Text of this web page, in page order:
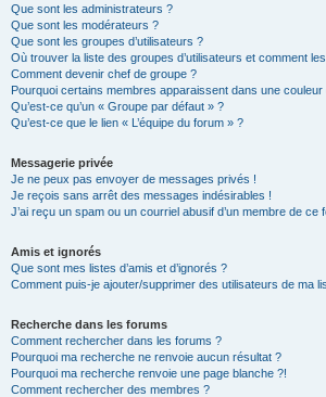
Que sont les administrateurs ?
Que sont les modérateurs ?
Que sont les groupes d’utilisateurs ?
Où trouver la liste des groupes d’utilisateurs et comment
Comment devenir chef de groupe ?
Pourquoi certains membres apparaissent dans une couleur
Qu’est-ce qu’un « Groupe par défaut » ?
Qu’est-ce que le lien « L’équipe du forum » ?
Messagerie privée
Je ne peux pas envoyer de messages privés !
Je reçois sans arrêt des messages indésirables !
J’ai reçu un spam ou un courriel abusif d’un membre de ce
Amis et ignorés
Que sont mes listes d’amis et d’ignorés ?
Comment puis-je ajouter/supprimer des utilisateurs de ma
Recherche dans les forums
Comment rechercher dans les forums ?
Pourquoi ma recherche ne renvoie aucun résultat ?
Pourquoi ma recherche renvoie une page blanche ?!
Comment rechercher des membres ?